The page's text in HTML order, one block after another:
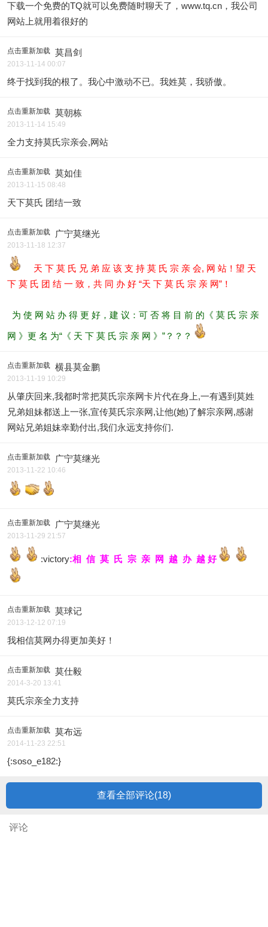
下载一个免费的TQ就可以免费随时聊天了，www.tq.cn，我公司
网站上就用着很好的
点击重新加载 莫昌剑
2013-11-14 00:07
终于找到我的根了。我心中激动不已。我姓莫，我骄傲。
点击重新加载 莫朝栋
2013-11-14 15:49
全力支持莫氏宗亲会,网站
点击重新加载 莫如佳
2013-11-15 08:48
天下莫氏 团结一致
点击重新加载 广宁莫继光
2013-11-18 12:37
天 下 莫 氏 兄 弟 应 该 支 持 莫 氏 宗 亲 会, 网 站！望 天
下 莫 氏 团 结 一 致，共 同 办 好 “天 下 莫 氏 宗 亲 网”！
为 使 网 站 办 得 更 好，建 议：可 否 将 目 前 的《 莫 氏 宗 亲
网 》更 名 为“《 天 下 莫 氏 宗 亲 网 》”？？？
点击重新加载 横县莫金鹏
2013-11-19 10:29
从肇庆回来,我都时常把莫氏宗亲网卡片代在身上,一有遇到莫姓
兄弟姐妹都送上一张,宣传莫氏宗亲网,让他(她)了解宗亲网,感谢
网站兄弟姐妹幸勤付出,我们永远支持你们.
点击重新加载 广宁莫继光
2013-11-22 10:46
点击重新加载 广宁莫继光
2013-11-29 21:57
:victory:相 信 莫 氏 宗 亲 网 越 办 越 好
点击重新加载 莫球记
2013-12-12 07:19
我相信莫网办得更加美好！
点击重新加载 莫仕毅
2014-3-20 13:41
莫氏宗亲全力支持
点击重新加载 莫布远
2014-11-23 22:51
{:soso_e182:}
查看全部评论(18)